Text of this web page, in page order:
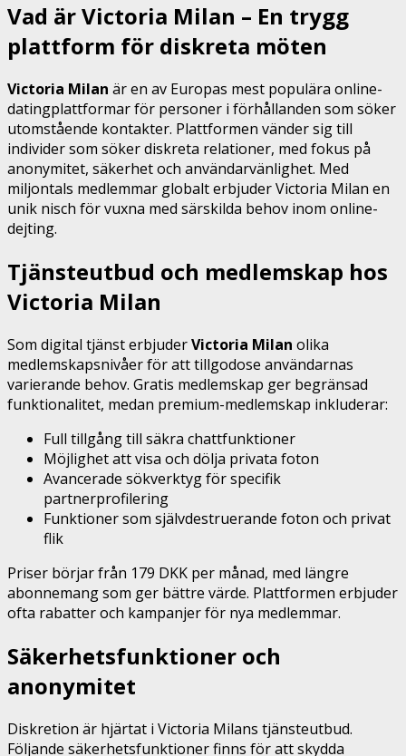
Vad är Victoria Milan – En trygg
plattform för diskreta möten
Victoria Milan är en av Europas mest populära online-
datingplattformar för personer i förhållanden som söker
utomstående kontakter. Plattformen vänder sig till
individer som söker diskreta relationer, med fokus på
anonymitet, säkerhet och användarvänlighet. Med
miljontals medlemmar globalt erbjuder Victoria Milan en
unik nisch för vuxna med särskilda behov inom online-
dejting.
Tjänsteutbud och medlemskap hos
Victoria Milan
Som digital tjänst erbjuderVictoria Milan olika
medlemskapsnivåer för att tillgodose användarnas
varierande behov. Gratis medlemskap ger begränsad
funktionalitet, medan premium-medlemskap inkluderar:
Full tillgång till säkra chattfunktioner
Möjlighet att visa och dölja privata foton
Avancerade sökverktyg för specifik
partnerprofilering
Funktioner som självdestruerande foton och privat
flik
Priser börjar från 179 DKK per månad, med längre
abonnemang som ger bättre värde. Plattformen erbjuder
ofta rabatter och kampanjer för nya medlemmar.
Säkerhetsfunktioner och
anonymitet
Diskretion är hjärtat i Victoria Milans tjänsteutbud.
Följande säkerhetsfunktioner finns för att skydda